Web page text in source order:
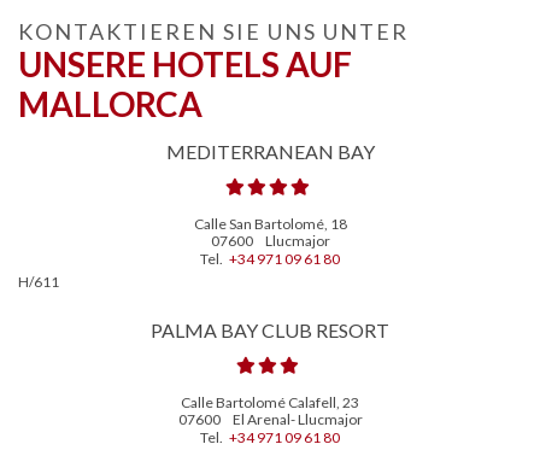
KONTAKTIEREN SIE UNS UNTER
UNSERE HOTELS AUF
MALLORCA
MEDITERRANEAN BAY
Calle San Bartolomé, 18
07600
Llucmajor
Tel. +34 971 09 61 80
H/611
PALMA BAY CLUB RESORT
Calle Bartolomé Calafell, 23
07600
El Arenal- Llucmajor
Tel. +34 971 09 61 80